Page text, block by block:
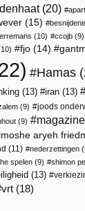
(20)
(15)
(10) ccojb (9)
fjo (14)
Hamas
(13) iran (13)
(9) joods
(9) magazine
moshe aryeh
(11) nederzettingen
spelen (9) shimon
(13)
vrt (18)